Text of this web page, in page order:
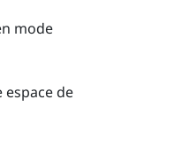
mode
espace de